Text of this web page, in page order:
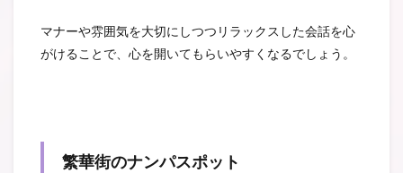
マナーや雰囲気を大切にしつつリラックスした会話を心
がけることで、心を開いてもらいやすくなるでしょう。
繁華街のナンパスポット